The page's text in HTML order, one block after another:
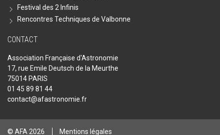
Festival des 2 Infinis
Rencontres Techniques de Valbonne
CONTACT
Association Française d'Astronomie
17, rue Emile Deutsch de la Meurthe
75014 PARIS
01 45 89 81 44
contact@afastronomie.fr
© AFA 2026 Mentions légales